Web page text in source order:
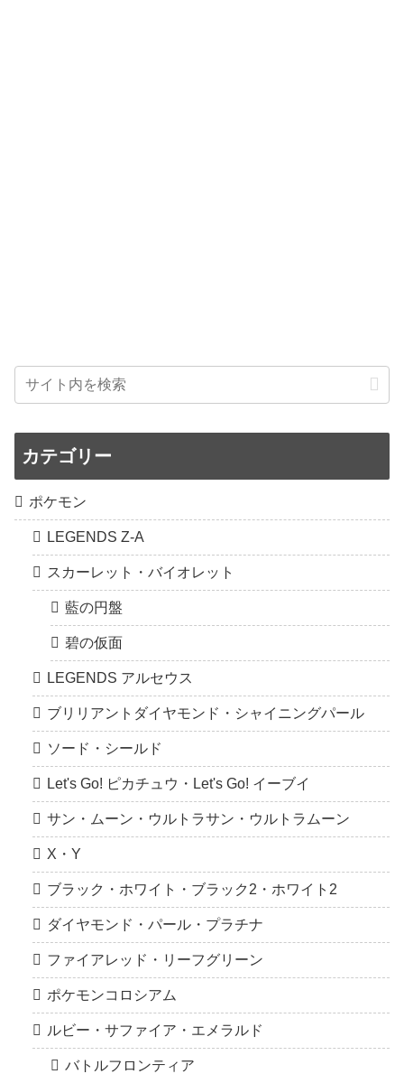
カテゴリー
ポケモン
LEGENDS Z-A
スカーレット・バイオレット
藍の円盤
碧の仮面
LEGENDS アルセウス
ブリリアントダイヤモンド・シャイニングパール
ソード・シールド
Let's Go! ピカチュウ・Let's Go! イーブイ
サン・ムーン・ウルトラサン・ウルトラムーン
X・Y
ブラック・ホワイト・ブラック2・ホワイト2
ダイヤモンド・パール・プラチナ
ファイアレッド・リーフグリーン
ポケモンコロシアム
ルビー・サファイア・エメラルド
バトルフロンティア